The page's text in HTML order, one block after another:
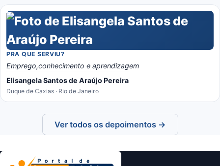
PRA QUE SERVIU?
Emprego,conhecimento e aprendizagem
Elisangela Santos de Araújo Pereira
Duque de Caxias · Rio de Janeiro
Ver todos os depoimentos →